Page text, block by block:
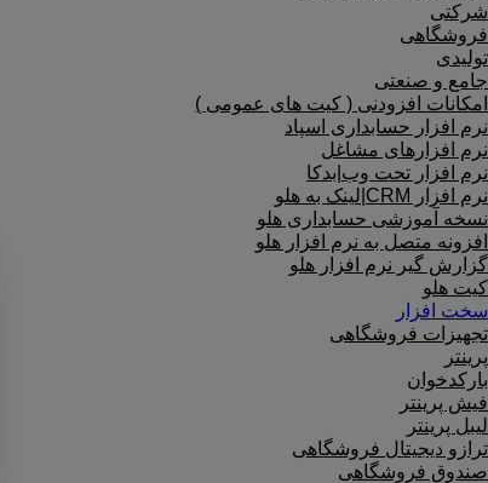
شرکتی
فروشگاهی
تولیدی
جامع و صنعتی
امکانات افزودنی ( کیت های عمومی )
نرم افزار حسابداری اسپاد
نرم افزارهای مشاغل
نرم افزار تحت وب|بدکا
نرم افزار CRM|لینک به هلو
نسخه آموزشی حسابداری هلو
افزونه متصل به نرم افزار هلو
گزارش گیر نرم افزار هلو
کیت هلو
سخت افزار
تجهیزات فروشگاهی
پرینتر
بارکدخوان
فیش پرینتر
لیبل پرینتر
ترازو دیجیتال فروشگاهی
صندوق فروشگاهی